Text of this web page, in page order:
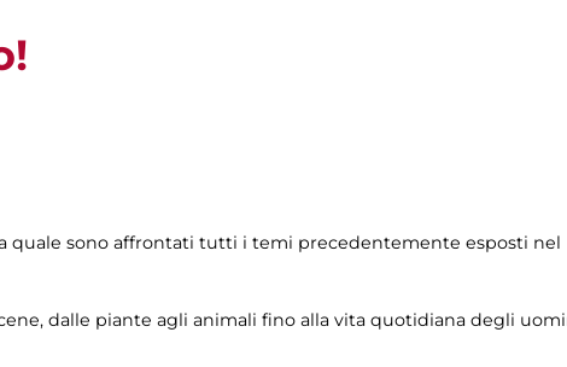
quale sono affrontati tutti i temi precedentemente esposti nel
dalle piante agli animali fino alla vita quotidiana degli